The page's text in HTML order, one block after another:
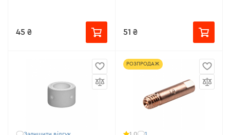
45 ₴ 51 ₴
РОЗПРОДАЖ